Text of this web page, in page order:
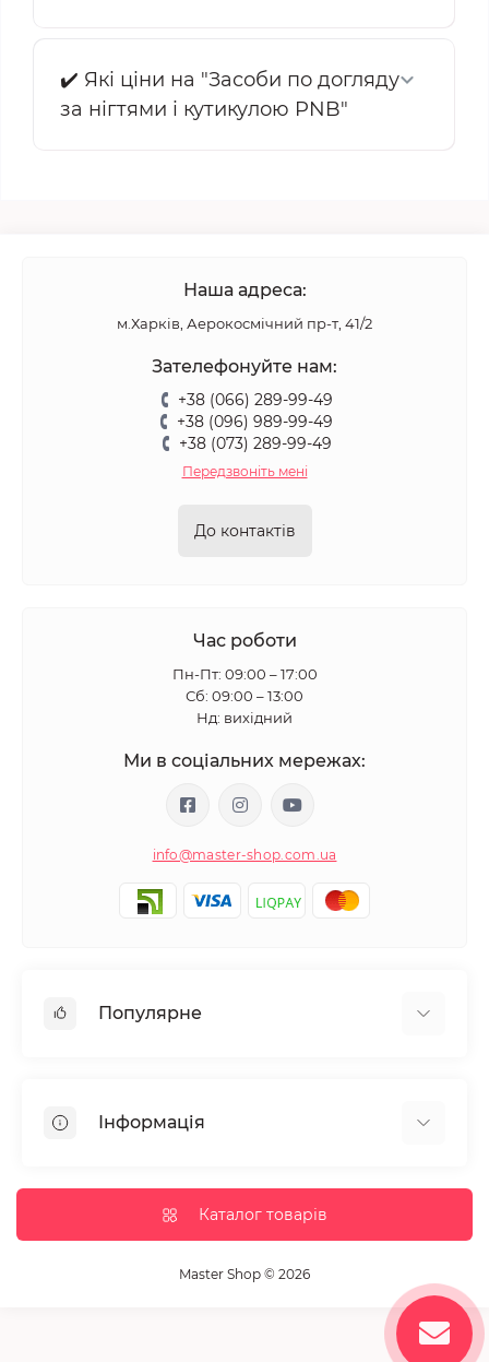
✔️ Які ціни на "Засоби по догляду
за нігтями і кутикулою PNB"
Наша адреса:
м.Харків, Аерокосмічний пр-т, 41/2
Зателефонуйте нам:
+38 (066) 289-99-49
+38 (096) 989-99-49
+38 (073) 289-99-49
Передзвоніть мені
До контактів
Час роботи
Пн-Пт: 09:00 – 17:00
Сб: 09:00 – 13:00
Нд: вихідний
Ми в соціальних мережах:
info@master-shop.com.ua
Популярне
Парафінотерапія
Вії та брови
Дезінфекція та стерилізація
Пензлики і набори для макіяжу
Інформація
Доставка та оплата
Корисні статті
Каталог товарів
Master Shop © 2026